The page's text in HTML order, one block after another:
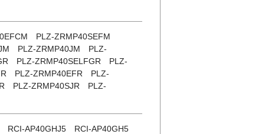
PLZ-ZRMP40SEFM
PLZ-ZRMP40JM PLZ-
PLZ-ZRMP40SELFGR PLZ-
PLZ-ZRMP40EFR PLZ-
PLZ-ZRMP40SJR PLZ-
RCI-AP40GHJ5 RCI-AP40GH5